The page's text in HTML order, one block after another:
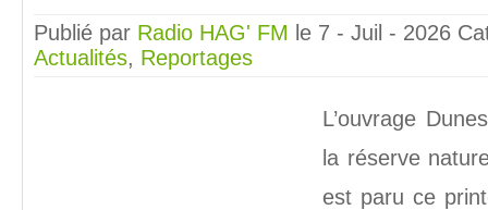
Publié par Radio HAG' FM le 7 - Juil - 2026
Actualités, Reportages
L’ouvrage
la réserve
est paru ce